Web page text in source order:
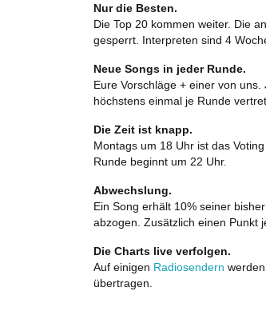
Nur die Besten.
Die Top 20 kommen weiter. Die
gesperrt. Interpreten sind 4
Neue Songs in jeder Runde.
Eure Vorschläge + einer von
höchstens einmal je Runde
Die Zeit ist knapp.
Montags um 18 Uhr ist das
Runde beginnt um 22 Uhr.
Abwechslung.
Ein Song erhält 10% seiner
abzogen. Zusätzlich einen Punkt
Die Charts live verfolgen.
Auf einigen Radiosendern
übertragen.